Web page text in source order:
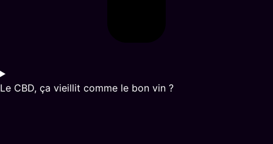
Le CBD, ça vieillit comme le bon vin ?